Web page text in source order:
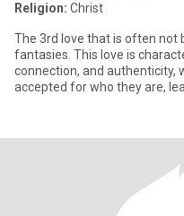
Religion: Christ
The 3rd love that is often not
fantasies. This love is
connection, and authenticity,
accepted for who they are,